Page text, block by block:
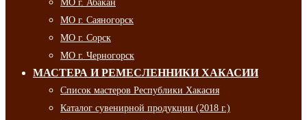
МО г. Абакан
МО г. Саяногорск
МО г. Сорск
МО г. Черногорск
МАСТЕРА И РЕМЕСЛЕННИКИ ХАКАСИИ
Список мастеров Республики Хакасия
Каталог сувенирной продукции (2018 г.)